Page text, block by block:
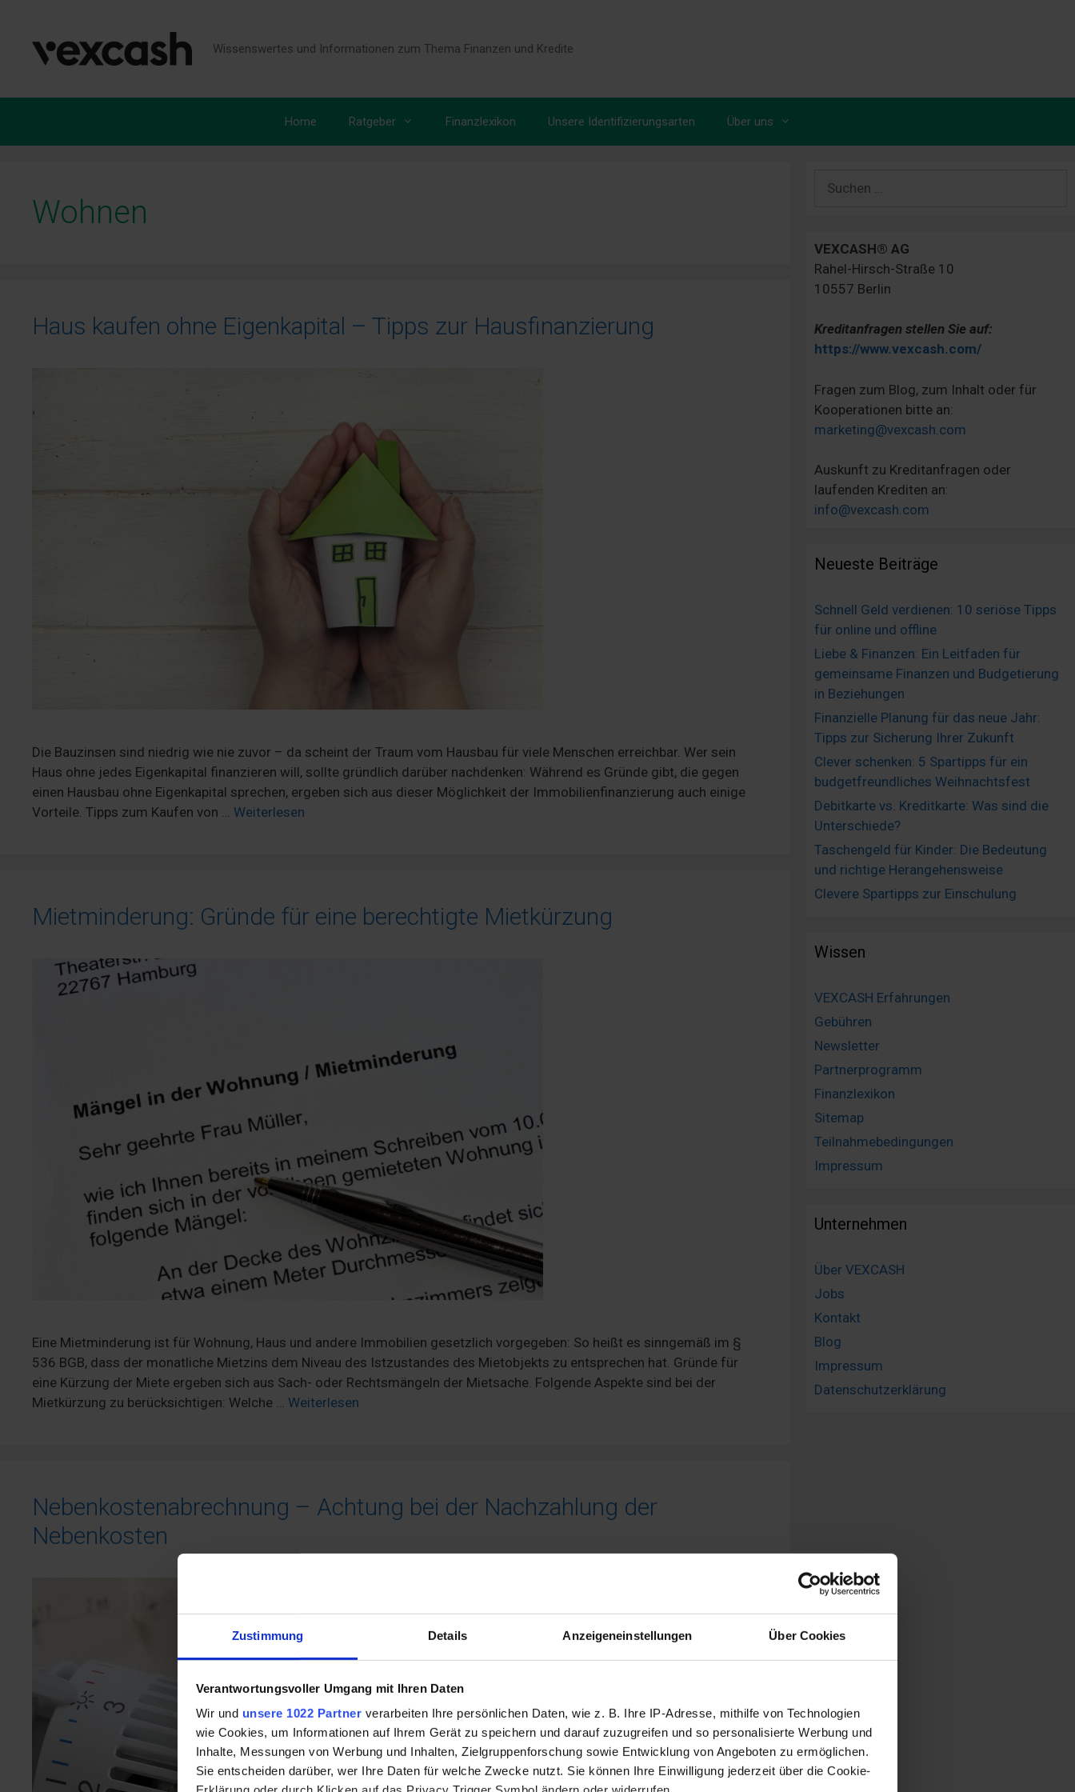
Zustimmung Details Anzeigeneinstellungen Über Cookies
Verantwortungsvoller Umgang mit Ihren Daten
Wir und unsere 1022 Partner verarbeiten Ihre persönlichen Daten, wie z. B. Ihre IP-Adresse, mithilfe von Technologien
wie Cookies, um Informationen auf Ihrem Gerät zu speichern und darauf zuzugreifen und so personalisierte Werbung und
Inhalte, Messungen von Werbung und Inhalten, Zielgruppenforschung sowie Entwicklung von Angeboten zu ermöglichen.
Sie entscheiden darüber, wer Ihre Daten für welche Zwecke nutzt. Sie können Ihre Einwilligung jederzeit über die Cookie-
springen
Wissenswertes und Informationen zum Thema Finanzen und Kredite
Home Ratgeber Finanzlexikon Unsere Identifizierungsarten Über uns
Wohnen
Haus kaufen ohne Eigenkapital – Tipps zur Hausfinanzierung
Die Bauzinsen sind niedrig wie nie zuvor – da scheint der Traum vom Hausbau für viele Menschen erreichbar. Wer sein
Haus ohne jedes Eigenkapital finanzieren will, sollte gründlich darüber nachdenken: Während es Gründe gibt, die gegen
einen Hausbau ohne Eigenkapital sprechen, ergeben sich aus dieser Möglichkeit der Immobilienfinanzierung auch einige
Vorteile. Tipps zum Kaufen von … Weiterlesen
Mietminderung: Gründe für eine berechtigte Mietkürzung
Eine Mietminderung ist für Wohnung, Haus und andere Immobilien gesetzlich vorgegeben: So heißt es sinngemäß im §
536 BGB, dass der monatliche Mietzins dem Niveau des Istzustandes des Mietobjekts zu entsprechen hat. Gründe für
eine Kürzung der Miete ergeben sich aus Sach- oder Rechtsmängeln der Mietsache. Folgende Aspekte sind bei der
Mietkürzung zu berücksichtigen: Welche … Weiterlesen
Nebenkostenabrechnung – Achtung bei der Nachzahlung der
Nebenkosten
nach:
VEXCASH® AG
Rahel-Hirsch-Straße 10
10557 Berlin
Kreditanfragen stellen Sie auf:
https://www.vexcash.com/
Fragen zum Blog, zum Inhalt oder für
Kooperationen bitte an:
marketing@vexcash.com
Auskunft zu Kreditanfragen oder
laufenden Krediten an:
info@vexcash.com
Neueste Beiträge
Schnell Geld verdienen: 10 seriöse Tipps
für online und offline
Liebe & Finanzen: Ein Leitfaden für
gemeinsame Finanzen und Budgetierung
in Beziehungen
Finanzielle Planung für das neue Jahr:
Tipps zur Sicherung Ihrer Zukunft
Clever schenken: 5 Spartipps für ein
budgetfreundliches Weihnachtsfest
Debitkarte vs. Kreditkarte: Was sind die
Unterschiede?
Taschengeld für Kinder: Die Bedeutung
und richtige Herangehensweise
Clevere Spartipps zur Einschulung
Wissen
VEXCASH Erfahrungen
Gebühren
Newsletter
Partnerprogramm
Finanzlexikon
Sitemap
Teilnahmebedingungen
Impressum
Unternehmen
Über VEXCASH
Jobs
Kontakt
Blog
Impressum
Datenschutzerklärung